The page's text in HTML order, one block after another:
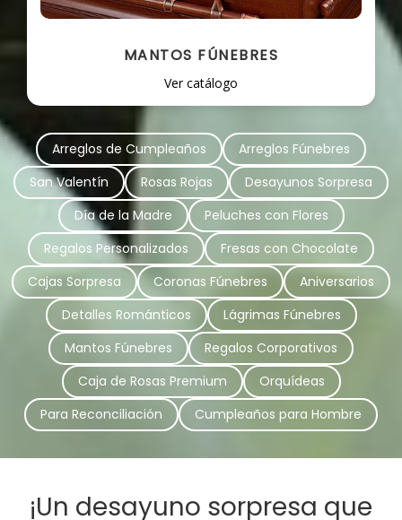
MANTOS FÚNEBRES
Ver catálogo
Arreglos de Cumpleaños
Arreglos Fúnebres
San Valentín
Rosas Rojas
Desayunos Sorpresa
Día de la Madre
Peluches con Flores
Regalos Personalizados
Fresas con Chocolate
Cajas Sorpresa
Coronas Fúnebres
Aniversarios
Detalles Románticos
Lágrimas Fúnebres
Mantos Fúnebres
Regalos Corporativos
Caja de Rosas Premium
Orquídeas
Para Reconciliación
Cumpleaños para Hombre
¡Un desayuno sorpresa que